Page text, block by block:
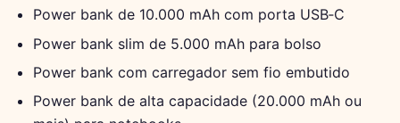
Power bank de 10.000 mAh com porta USB‑C
Power bank slim de 5.000 mAh para bolso
Power bank com carregador sem fio embutido
Power bank de alta capacidade (20.000 mAh ou